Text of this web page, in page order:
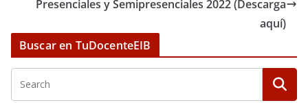
Presenciales y Semipresenciales 2022 (Descarga
aquí)
Buscar en TuDocenteEIB